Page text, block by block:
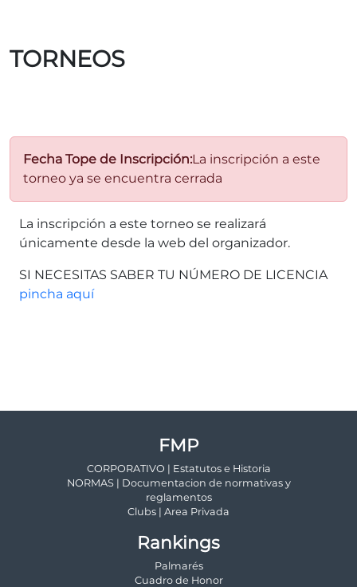
TORNEOS
Fecha Tope de Inscripción:La inscripción a este
torneo ya se encuentra cerrada
La inscripción a este torneo se realizará
únicamente desde la web del organizador.
SI NECESITAS SABER TU NÚMERO DE LICENCIA
pincha aquí
FMP
CORPORATIVO | Estatutos e Historia
NORMAS | Documentacion de normativas y
reglamentos
Clubs | Area Privada
Rankings
Palmarés
Cuadro de Honor